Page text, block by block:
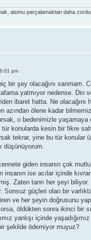
atomu parçalamaktan daha
pm
bir şey olacağını sanmam.
yatmıyor nedense. Din
ibaret hatta. Ne olacağını
azından ölene kadar
o bedenimizle yaşamaya
tür konularda kesin bir fikre
tekrar, yine bu tür konular
düşünüyorum.
giden insanın çok mutlu
insanın ise acılar içinde
Zaten tanrı her şeyi biliyor.
Sonsuz güçleri olan bir
ve her şeyin doğrusunu
öldükten sonra ikinci bir
yanlışı içinde
şekilde ödemiyor muyuz?